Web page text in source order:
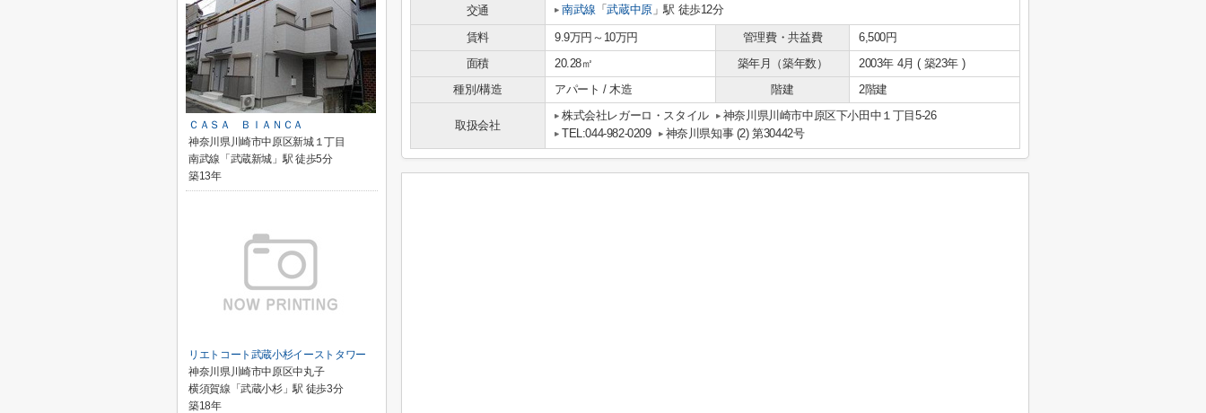
交通
南武線 「武蔵中原」駅 徒歩12分
賃料 9.9万円～10万円 管理費・共益費
6,500円
面積
20.28㎡ 築年月（築年数）
2003年 4月 ( 築23年 )
種別/構造
アパート / 木造 階建 2階建
取扱会社
株式会社レガーロ・スタイル
神奈川県川崎市中原区下小田中１丁目5-26
TEL:044-982-0209
神奈川県知事 (2) 第30442号
ＣＡＳＡ ＢＩＡＮＣＡ
神奈川県川崎市中原区新城１丁目
南武線「武蔵新城」駅 徒歩5分
築13年
リエトコート武蔵小杉イーストタワー
神奈川県川崎市中原区中丸子
横須賀線「武蔵小杉」駅 徒歩3分
築18年